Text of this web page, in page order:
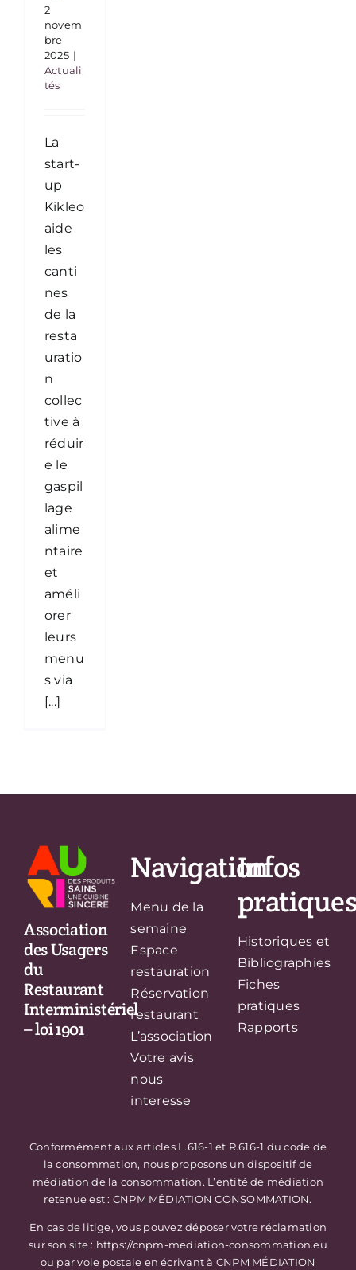
2
novem
bre
2025 |
Actuali
tés
La
start-
up
Kikleo
aide
les
canti
nes
de la
resta
uratio
n
collec
tive à
réduir
e le
gaspil
lage
alime
ntaire
et
améli
orer
leurs
menu
s via
[...]
Association
des Usagers
du
Restaurant
Interministériel
– loi 1901
Navigation
Menu de la
semaine
Espace
restauration
Réservation
restaurant
L’association
Votre avis
nous
interesse
Infos
Historiques et
Bibliographies
Fiches
pratiques
Rapports
Conformément aux articles L.616-1 et R.616-1 du code de
la consommation, nous proposons un dispositif de
médiation de la consommation. L’entité de médiation
retenue est : CNPM MÉDIATION CONSOMMATION.
En cas de litige, vous pouvez déposer votre réclamation
sur son site : https://cnpm-mediation-consommation.eu
ou par voie postale en écrivant à CNPM MÉDIATION